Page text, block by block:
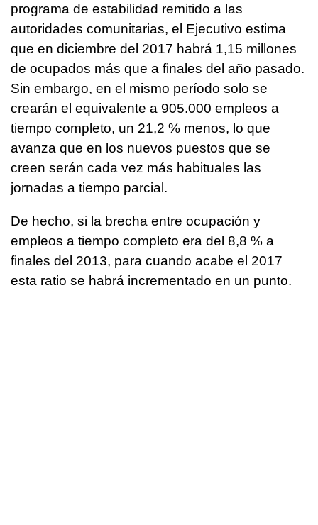
programa de estabilidad remitido a las
autoridades comunitarias, el Ejecutivo estima
que en diciembre del 2017 habrá 1,15 millones
de ocupados más que a finales del año pasado.
Sin embargo, en el mismo período solo se
crearán el equivalente a 905.000 empleos a
tiempo completo, un 21,2 % menos, lo que
avanza que en los nuevos puestos que se
creen serán cada vez más habituales las
jornadas a tiempo parcial.
De hecho, si la brecha entre ocupación y
empleos a tiempo completo era del 8,8 % a
finales del 2013, para cuando acabe el 2017
esta ratio se habrá incrementado en un punto.